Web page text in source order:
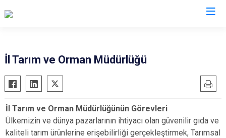
İl Tarım ve Orman Müdürlüğü
İl Tarım ve Orman Müdürlüğünün Görevleri
Ülkemizin ve dünya pazarlarının ihtiyacı olan güvenilir gıda ve
kaliteli tarım ürünlerine erişebilirliği gerçekleştirmek, Tarımsal